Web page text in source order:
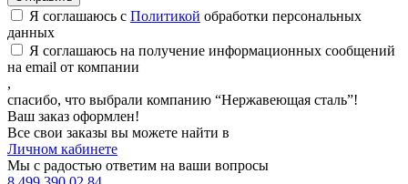
Я соглашаюсь с Политикой обработки персональных
данных
Я соглашаюсь на получение информационных сообщений
на email от компании
,
спасибо, что выбрали компанию “Нержавеющая сталь”!
Ваш заказ оформлен!
Все свои заказы вы можете найти в
Личном кабинете
Мы с радостью ответим на ваши вопросы